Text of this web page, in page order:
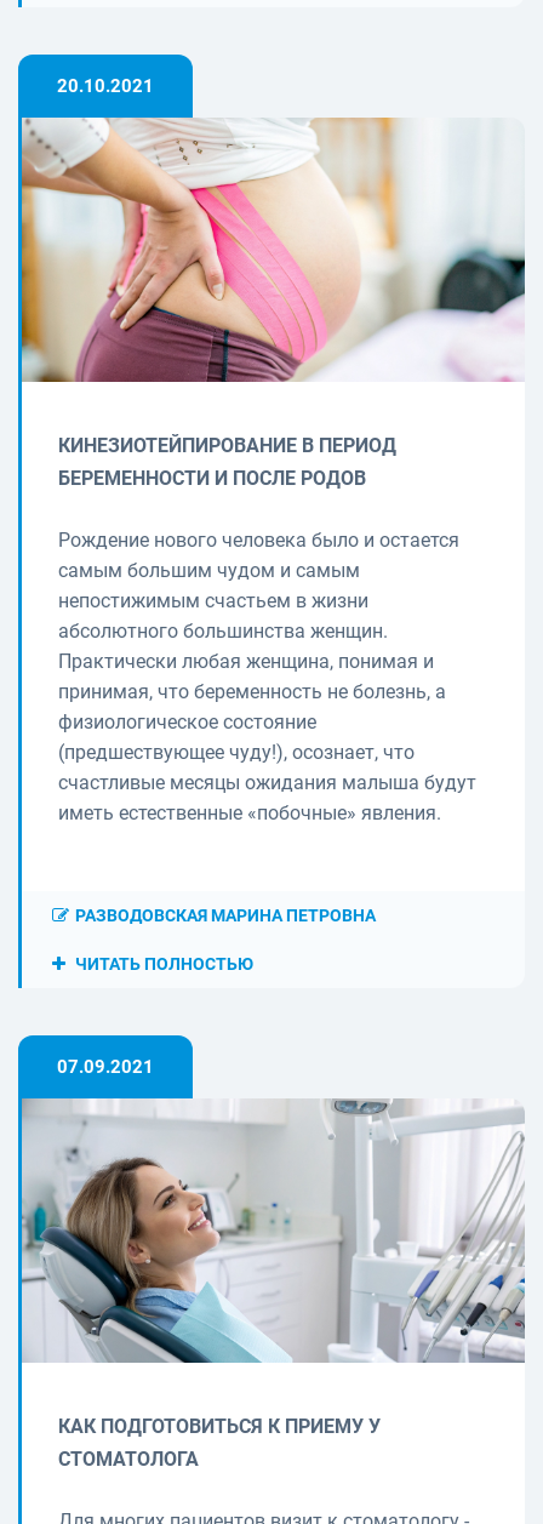
20.10.2021
КИНЕЗИОТЕЙПИРОВАНИЕ В ПЕРИОД
БЕРЕМЕННОСТИ И ПОСЛЕ РОДОВ
Рождение нового человека было и остается
самым большим чудом и самым
непостижимым счастьем в жизни
абсолютного большинства женщин.
Практически любая женщина, понимая и
принимая, что беременность не болезнь, а
физиологическое состояние
(предшествующее чуду!), осознает, что
счастливые месяцы ожидания малыша будут
иметь естественные «побочные» явления.
РАЗВОДОВСКАЯ МАРИНА ПЕТРОВНА
ЧИТАТЬ ПОЛНОСТЬЮ
07.09.2021
КАК ПОДГОТОВИТЬСЯ К ПРИЕМУ У
СТОМАТОЛОГА